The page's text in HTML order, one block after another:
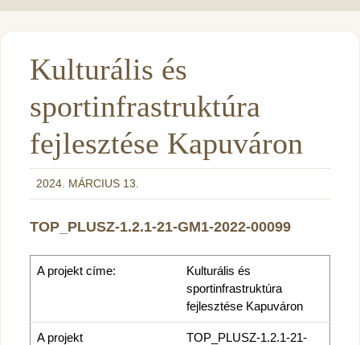
Kulturális és
sportinfrastruktúra
fejlesztése Kapuváron
2024. MÁRCIUS 13.
TOP_PLUSZ-1.2.1-21-GM1-2022-00099
A projekt címe:
Kulturális és
sportinfrastruktúra
fejlesztése Kapuváron
A projekt
TOP_PLUSZ-1.2.1-21-